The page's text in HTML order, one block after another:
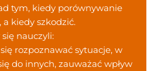
tym, kiedy porównywanie
kiedy szkodzić.
nauczyli:
rozpoznawać sytuacje, w
do innych, zauważać wpływ